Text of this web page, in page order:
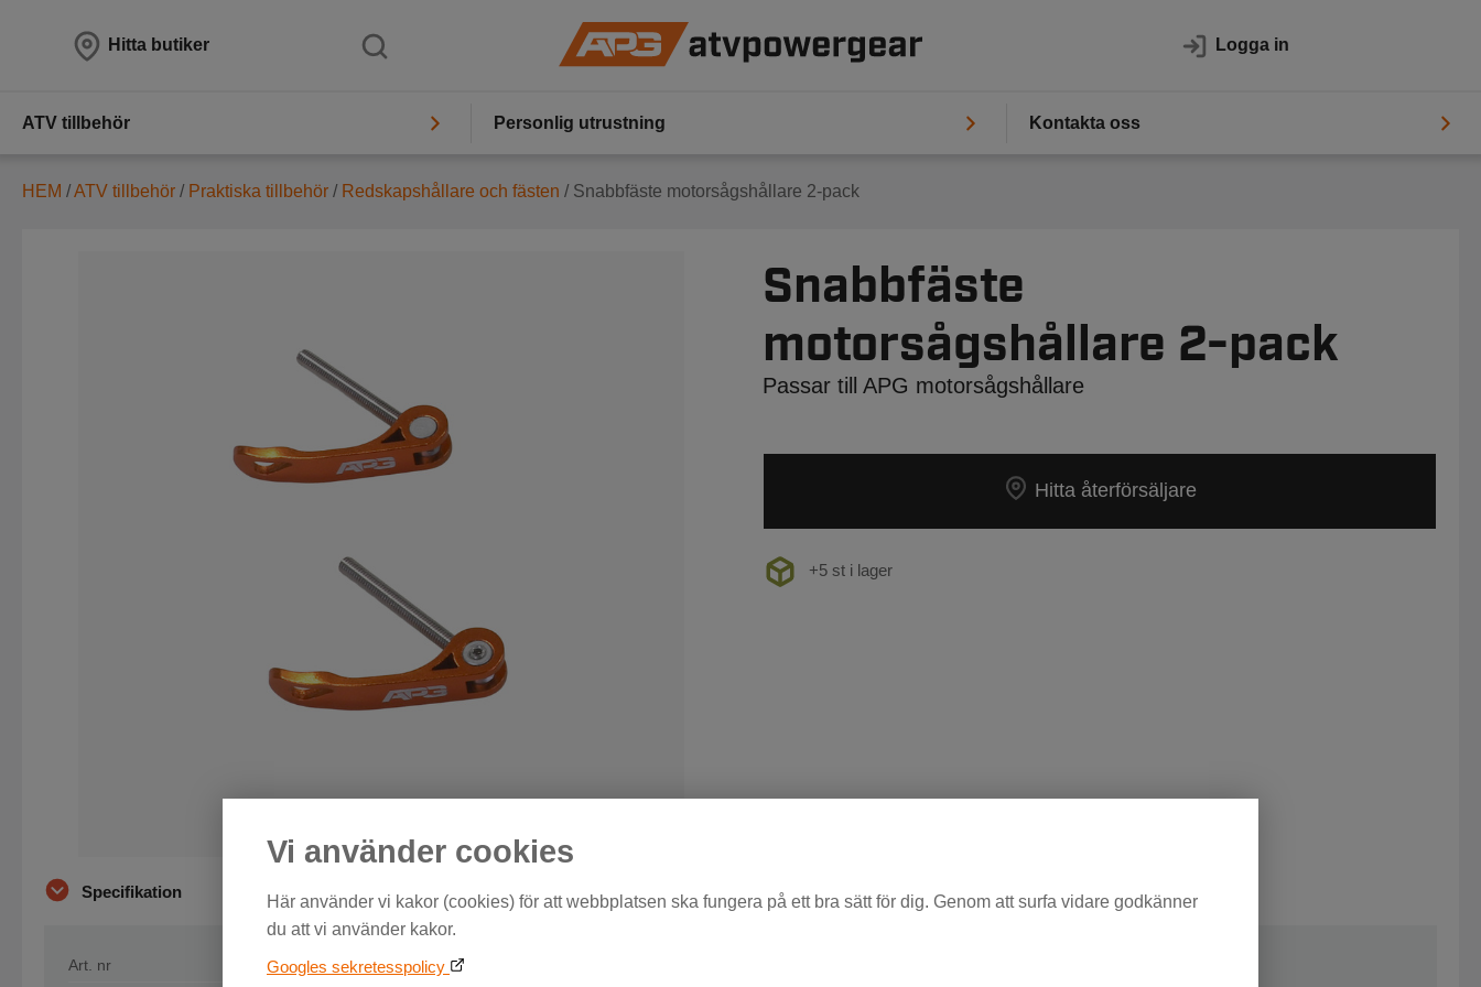
Vi använder cookies
Här använder vi kakor (cookies) för att webbplatsen ska fungera på ett bra sätt för dig. Genom att surfa vidare godkänner
du att vi använder kakor.
Googles sekretesspolicy
Hitta butiker Logga in
ATV tillbehör Personlig utrustning Kontakta oss
HEM /ATV tillbehör / Praktiska tillbehör / Redskapshållare och fästen / Snabbfäste motorsågshållare 2-pack
Snabbfäste
motorsågshållare 2-pack
Passar till APG motorsågshållare
Hitta återförsäljare
+5 st i lager
Specifikation
Art. nr
21-002-2